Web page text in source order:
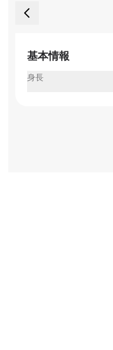
基本情報
身長